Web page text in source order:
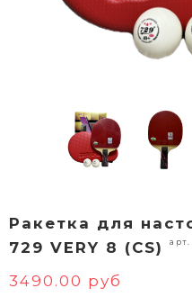
Ракетка для
729 VERY 8 (CS)
3490.00 руб